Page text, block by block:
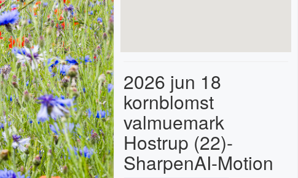
2026 jun 18
kornblomst
valmuemark
Hostrup (22)-
SharpenAI-Motion